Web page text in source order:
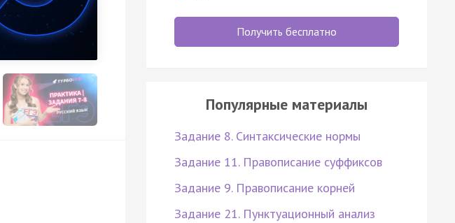
Получить бесплатно
Популярные материалы
Задание 8. Синтаксические нормы
Задание 11. Правописание суффиксов
Задание 9. Правописание корней
Задание 21. Пунктуационный анализ